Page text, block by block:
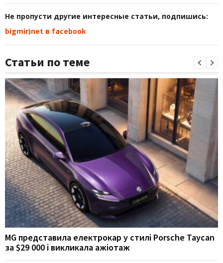
Не пропусти другие интересные статьи, подпишись:
bigmir)net в facebook
Статьи по теме
MG представила електрокар у стилі Porsche Taycan
за $29 000 і викликала ажіотаж